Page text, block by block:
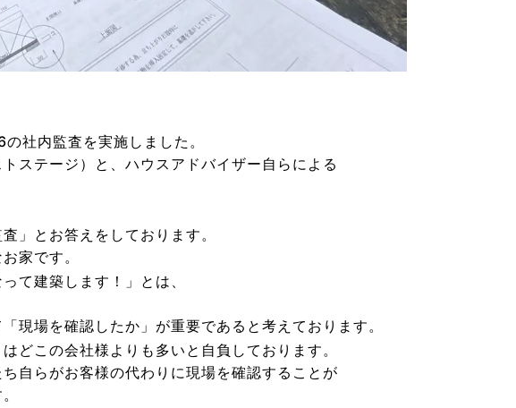
社内監査を実施しました。
ステージ）と、ハウスアドバイザー自らによる
」とお答えをしております。
家です。
て建築します！」とは、
現場を確認したか」が重要であると考えております。
どこの会社様よりも多いと自負しております。
自らがお客様の代わりに現場を確認することが